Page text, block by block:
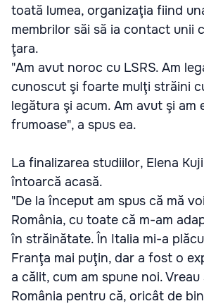
toată lumea, organizaţia fiind
membrilor săi să ia contact unii
ţara.
"Am avut noroc cu LSRS. Am
cunoscut şi foarte mulţi străini
legătura şi acum. Am avut şi am
frumoase", a spus ea.
La finalizarea studiilor, Elena
întoarcă acasă.
"De la început am spus că mă
România, cu toate că m-am
în străinătate. În Italia mi-a
Franţa mai puţin, dar a fost o
a călit, cum am spune noi.
România pentru că, oricât de